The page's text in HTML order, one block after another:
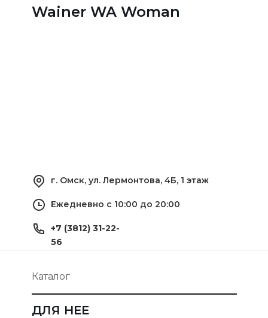
Wainer WA Woman
Каталог
ДЛЯ НЕЕ
г. Омск, ул. Лермонтова, 4Б, 1 этаж
+7 (3812) 31-22-
56
Ежедневно с 10:00 до 20:00